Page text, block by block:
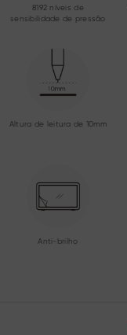
8192 níveis de
sensibilidade de pressão
Altura de leitura de 10mm
Anti-brilho